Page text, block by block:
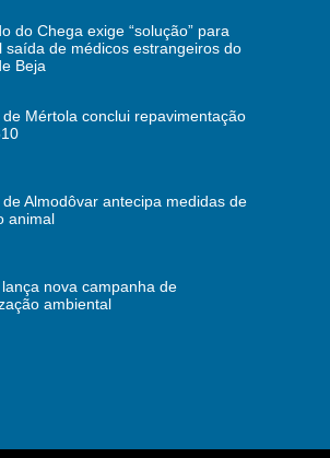
do Chega exige “solução” para
saída de médicos estrangeiros do
Beja
Mértola conclui repavimentação
Almodôvar antecipa medidas de
animal
nova campanha de
ambiental